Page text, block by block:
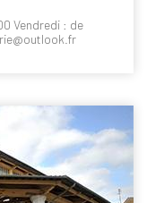
Vendredi : de